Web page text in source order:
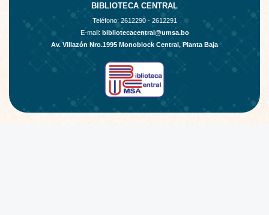
BIBLIOTECA CENTRAL
Teléfono: 2612290 - 2612291
E-mail: bibliotecacentral@umsa.bo
Av. Villazón Nro.1995 Monoblock Central, Planta Baja